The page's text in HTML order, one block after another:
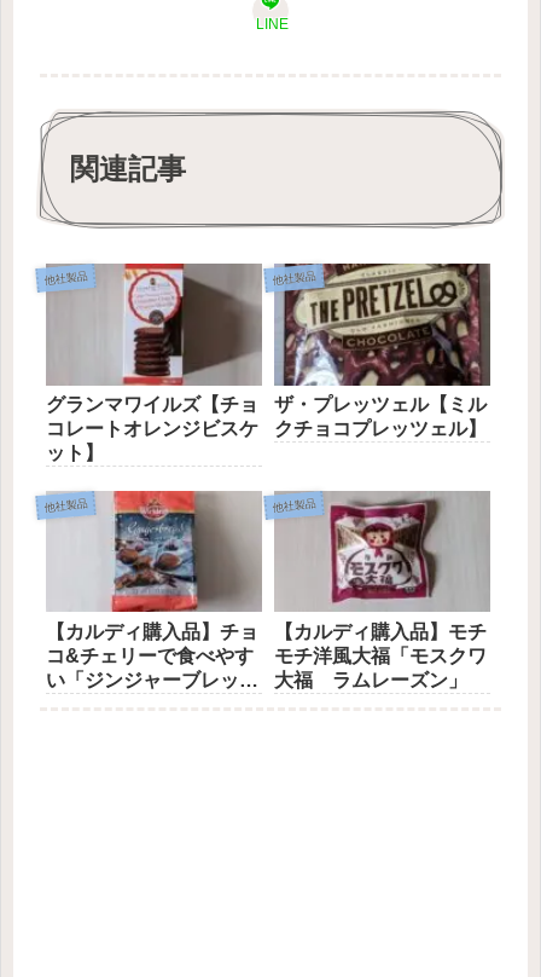
LINE
関連記事
他社製品
グランマワイルズ【チョ
コレートオレンジビスケ
ット】
他社製品
ザ・プレッツェル【ミル
クチョコプレッツェル】
他社製品
【カルディ購入品】チョ
コ&チェリーで食べやす
い「ジンジャーブレッ
他社製品
【カルディ購入品】モチ
モチ洋風大福「モスクワ
大福 ラムレーズン」